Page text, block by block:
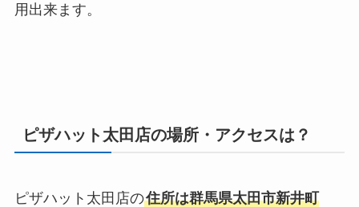
用出来ます。
ピザハット太田店の場所・アクセスは？
ピザハット太田店の住所は群馬県太田市新井町